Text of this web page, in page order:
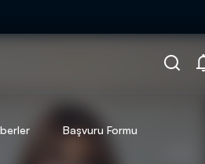
Başvuru Formu